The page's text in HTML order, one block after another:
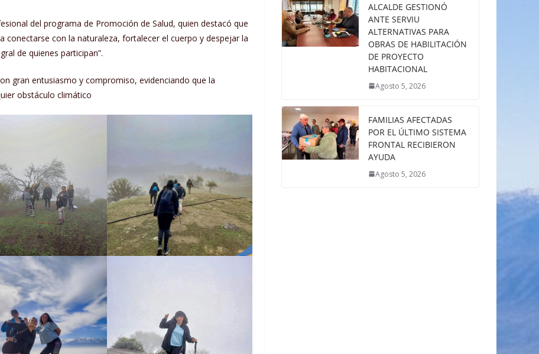
del programa de Promoción de Salud, quien destacó que
conectarse con la naturaleza, fortalecer el cuerpo y despejar la
de quienes participan”.
gran entusiasmo y compromiso, evidenciando que la
obstáculo climático
ALCALDE GESTIONÓ
ANTE SERVIU
ALTERNATIVAS PARA
OBRAS DE HABILITACIÓN
DE PROYECTO
HABITACIONAL
Agosto 5, 2026
FAMILIAS AFECTADAS
POR EL ÚLTIMO SISTEMA
FRONTAL RECIBIERON
AYUDA
Agosto 5, 2026